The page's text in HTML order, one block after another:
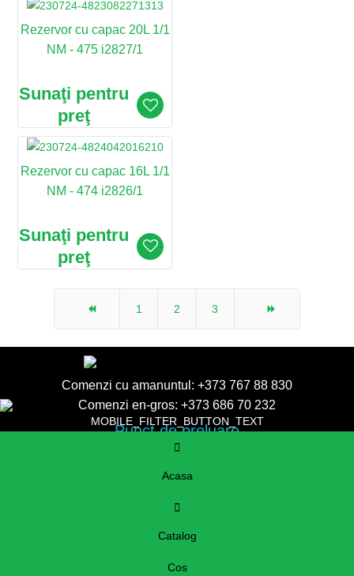
Rezervor cu capac 20L 1/1
NM - 475 i2827/1
Sunaţi pentru
preţ
Rezervor cu capac 16L 1/1
NM - 474 i2826/1
Sunaţi pentru
preţ
1 2 3
Comenzi cu amanuntul: +373 767 88 830
Comenzi en-gros: +373 686 70 232
Punct de preluare
Chisinau, str. Uzinelor, 137
nanasica.md@gmail.com
MOBILE_FILTER_BUTTON_TEXT
Acasa
Catalog
Cos